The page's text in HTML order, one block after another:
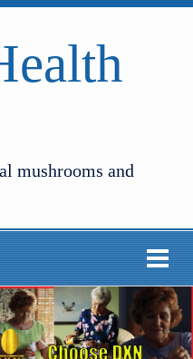
mushrooms and